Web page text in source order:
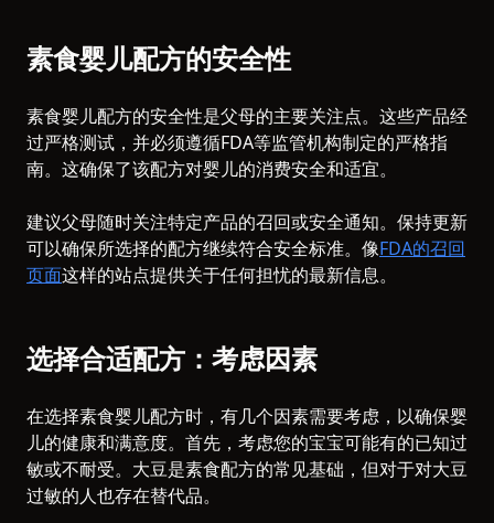
素食婴儿配方的安全性
素食婴儿配方的安全性是父母的主要关注点。这些产品经
过严格测试，并必须遵循FDA等监管机构制定的严格指
南。这确保了该配方对婴儿的消费安全和适宜。
建议父母随时关注特定产品的召回或安全通知。保持更新
可以确保所选择的配方继续符合安全标准。像FDA的召回
页面这样的站点提供关于任何担忧的最新信息。
选择合适配方：考虑因素
在选择素食婴儿配方时，有几个因素需要考虑，以确保婴
儿的健康和满意度。首先，考虑您的宝宝可能有的已知过
敏或不耐受。大豆是素食配方的常见基础，但对于对大豆
过敏的人也存在替代品。